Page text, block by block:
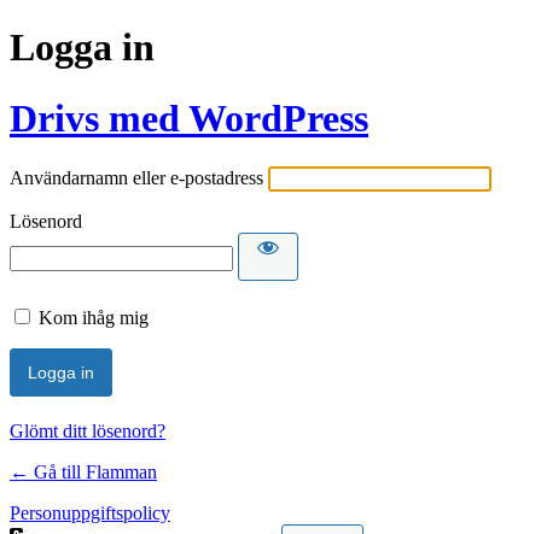
Logga in
Drivs med WordPress
Användarnamn eller e-postadress
Lösenord
Kom ihåg mig
Glömt ditt lösenord?
← Gå till Flamman
Personuppgiftspolicy